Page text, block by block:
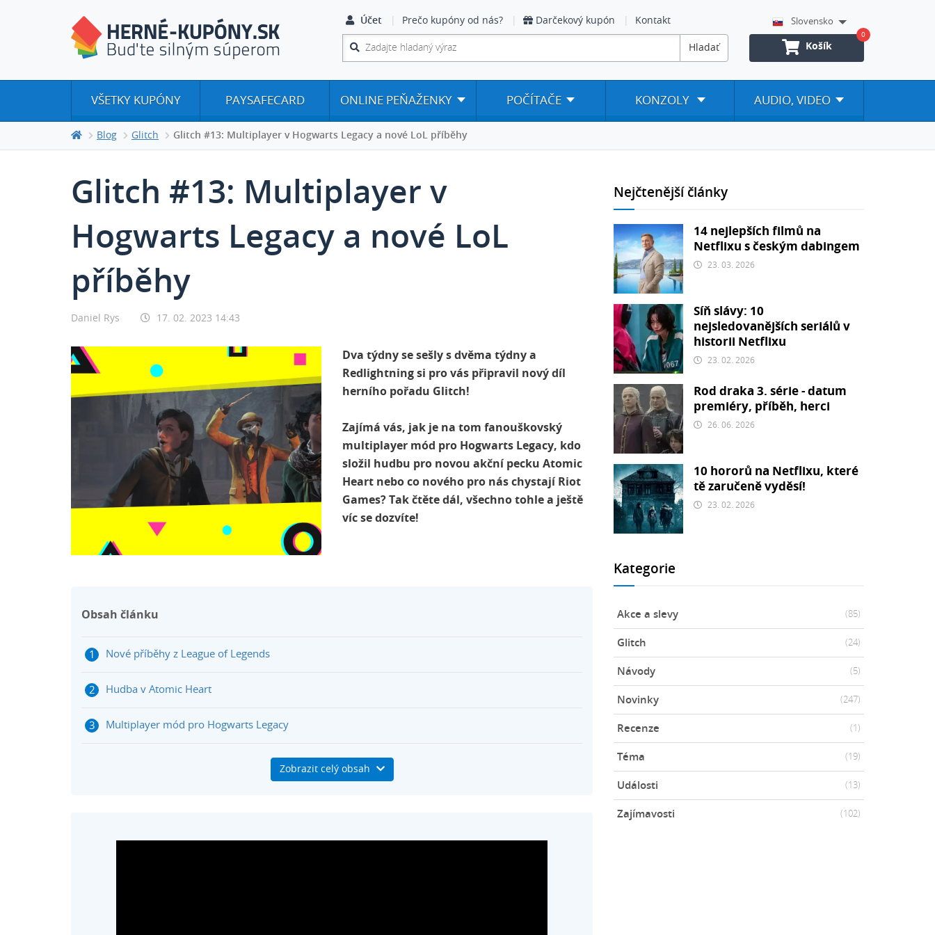
Účet Prečo kupóny od nás? Darčekový kupón Kontakt Slovensko
Hladať Košík
0
VŠETKY KUPÓNY PAYSAFECARD ONLINE PEŇAŽENKY POČÍTAČE KONZOLY AUDIO, VIDEO
Blog Glitch Glitch #13: Multiplayer v Hogwarts Legacy a nové LoL příběhy
Glitch #13: Multiplayer v
Hogwarts Legacy a nové LoL
příběhy
Daniel Rys 17. 02. 2023 14:43
Dva týdny se sešly s dvěma týdny a
Redlightning si pro vás připravil nový díl
herního pořadu Glitch!
Zajímá vás, jak je na tom fanouškovský
multiplayer mód pro Hogwarts Legacy, kdo
složil hudbu pro novou akční pecku Atomic
Heart nebo co nového pro nás chystají Riot
Games? Tak čtěte dál, všechno tohle a ještě
víc se dozvíte!
Obsah článku
Nové příběhy z League of Legends
Hudba v Atomic Heart
Multiplayer mód pro Hogwarts Legacy
Zobrazit celý obsah
Nejčtenější články
14 nejlepších filmů na
Netflixu s českým dabingem
23. 03. 2026
Síň slávy: 10
nejsledovanějších seriálů v
historii Netflixu
23. 02. 2026
Rod draka 3. série - datum
premiéry, příběh, herci
26. 06. 2026
10 hororů na Netflixu, které
tě zaručeně vyděsí!
23. 02. 2026
Kategorie
Akce a slevy (85)
Glitch (24)
Návody (5)
Novinky (247)
Recenze (1)
Téma (19)
Události (13)
Zajímavosti (102)